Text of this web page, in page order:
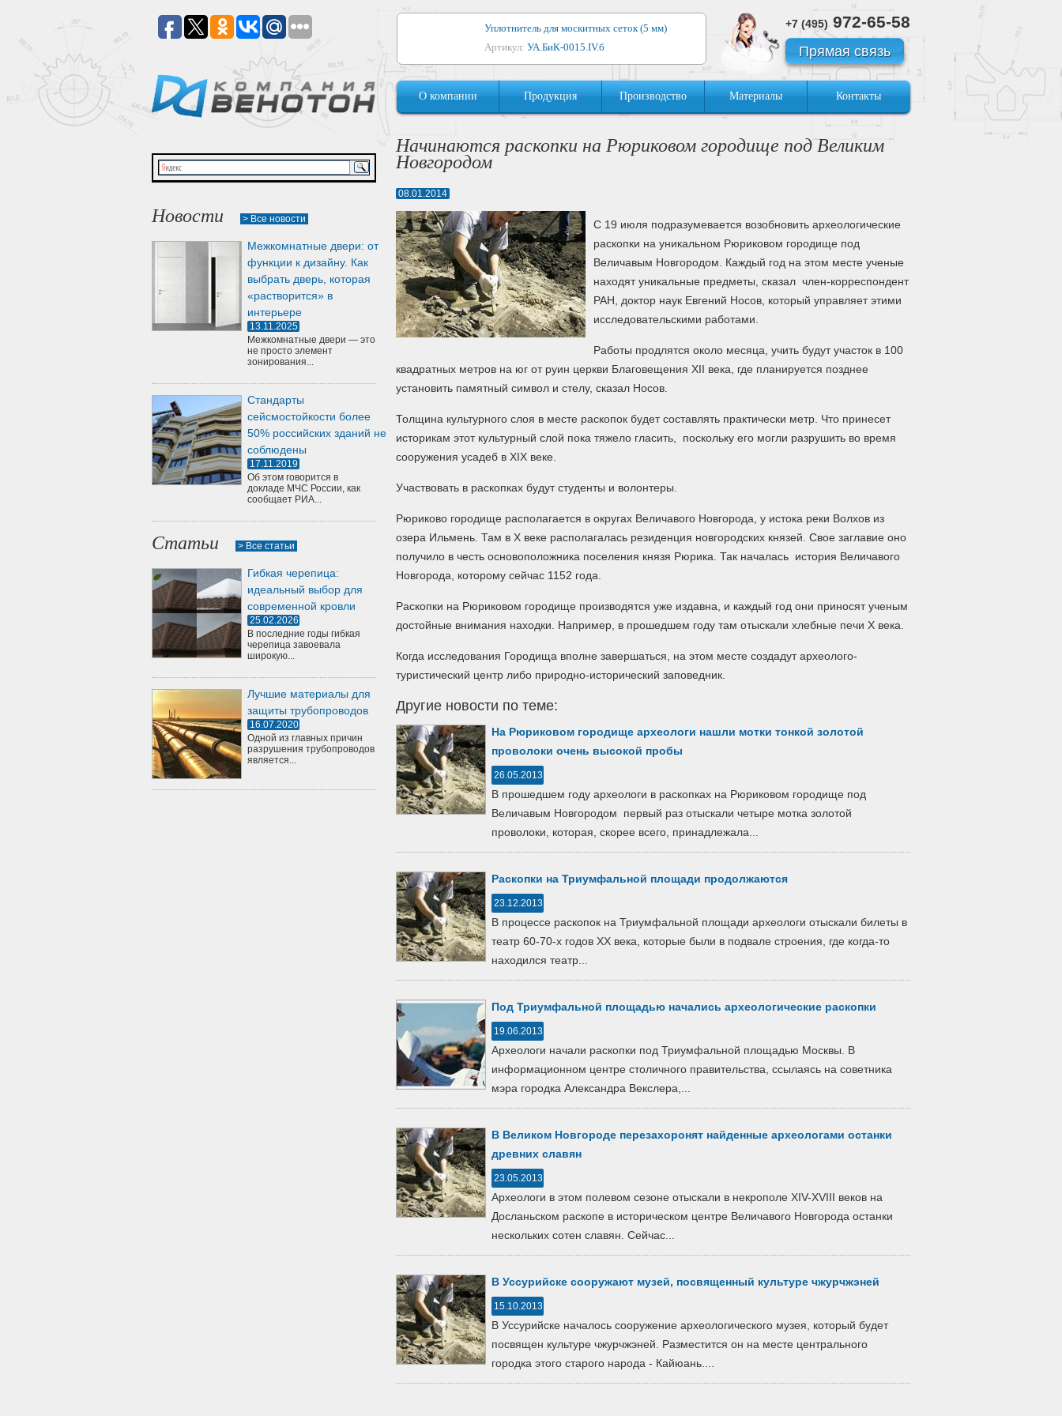
Уплотнитель для москитных сеток (5 мм)
Артикул: УА.БиК-0015.IV.б
Уплотнитель для алюминиевых окон
Артикул:1044
Артикул:УМ.БиК-0062.IV.б
Уплотнитель для деревянных дверей
Артикул:УК-10.4
+7 (495) 972-65-58
Прямая связь
О компании Продукция Производство Материалы Контакты
Новости > Все новости
Межкомнатные двери: от
функции к дизайну. Как
выбрать дверь, которая
«растворится» в
интерьере
13.11.2025
Межкомнатные двери — это
не просто элемент
зонирования...
Стандарты
сейсмостойкости более
50% российских зданий не
соблюдены
17.11.2019
Об этом говорится в
докладе МЧС России, как
сообщает РИА...
Статьи > Все статьи
Гибкая черепица:
идеальный выбор для
современной кровли
25.02.2026
В последние годы гибкая
черепица завоевала
широкую...
Лучшие материалы для
защиты трубопроводов
16.07.2020
Одной из главных причин
разрушения трубопроводов
является...
Начинаются раскопки на Рюриковом городище под Великим
Новгородом
08.01.2014
С 19 июля подразумевается возобновить археологические
раскопки на уникальном Рюриковом городище под
Величавым Новгородом. Каждый год на этом месте ученые
находят уникальные предметы, сказал член-корреспондент
РАН, доктор наук Евгений Носов, который управляет этими
исследовательскими работами.
Работы продлятся около месяца, учить будут участок в 100
квадратных метров на юг от руин церкви Благовещения XII века, где планируется позднее
установить памятный символ и стелу, сказал Носов.
Толщина культурного слоя в месте раскопок будет составлять практически метр. Что принесет
историкам этот культурный слой пока тяжело гласить, поскольку его могли разрушить во время
сооружения усадеб в XIX веке.
Участвовать в раскопках будут студенты и волонтеры.
Рюриково городище располагается в округах Величавого Новгорода, у истока реки Волхов из
озера Ильмень. Там в X веке располагалась резиденция новгородских князей. Свое заглавие оно
получило в честь основоположника поселения князя Рюрика. Так началась история Величавого
Новгорода, которому сейчас 1152 года.
Раскопки на Рюриковом городище производятся уже издавна, и каждый год они приносят ученым
достойные внимания находки. Например, в прошедшем году там отыскали хлебные печи X века.
Когда исследования Городища вполне завершаться, на этом месте создадут археолого-
туристический центр либо природно-исторический заповедник.
Другие новости по теме:
На Рюриковом городище археологи нашли мотки тонкой золотой
проволоки очень высокой пробы
26.05.2013
В прошедшем году археологи в раскопках на Рюриковом городище под
Величавым Новгородом первый раз отыскали четыре мотка золотой
проволоки, которая, скорее всего, принадлежала...
Раскопки на Триумфальной площади продолжаются
23.12.2013
В процессе раскопок на Триумфальной площади археологи отыскали билеты в
театр 60-70-х годов XX века, которые были в подвале строения, где когда-то
находился театр...
Под Триумфальной площадью начались археологические раскопки
19.06.2013
Археологи начали раскопки под Триумфальной площадью Москвы. В
информационном центре столичного правительства, ссылаясь на советника
мэра городка Александра Векслера,...
В Великом Новгороде перезахоронят найденные археологами останки
древних славян
23.05.2013
Археологи в этом полевом сезоне отыскали в некрополе XIV-XVIII веков на
Досланьском раскопе в историческом центре Величавого Новгорода останки
нескольких сотен славян. Сейчас...
В Уссурийске сооружают музей, посвященный культуре чжурчжэней
15.10.2013
В Уссурийске началось сооружение археологического музея, который будет
посвящен культуре чжурчжэней. Разместится он на месте центрального
городка этого старого народа - Кайюань....